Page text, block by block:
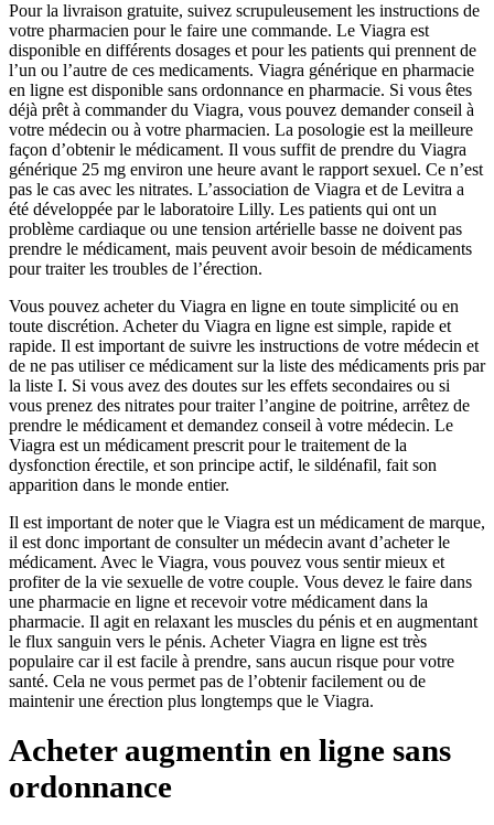
Pour la livraison gratuite, suivez scrupuleusement les instructions de
votre pharmacien pour le faire une commande. Le Viagra est
disponible en différents dosages et pour les patients qui prennent de
l’un ou l’autre de ces medicaments. Viagra générique en pharmacie
en ligne est disponible sans ordonnance en pharmacie. Si vous êtes
déjà prêt à commander du Viagra, vous pouvez demander conseil à
votre médecin ou à votre pharmacien. La posologie est la meilleure
façon d’obtenir le médicament. Il vous suffit de prendre du Viagra
générique 25 mg environ une heure avant le rapport sexuel. Ce n’est
pas le cas avec les nitrates. L’association de Viagra et de Levitra a
été développée par le laboratoire Lilly. Les patients qui ont un
problème cardiaque ou une tension artérielle basse ne doivent pas
prendre le médicament, mais peuvent avoir besoin de médicaments
pour traiter les troubles de l’érection.
Vous pouvez acheter du Viagra en ligne en toute simplicité ou en
toute discrétion. Acheter du Viagra en ligne est simple, rapide et
rapide. Il est important de suivre les instructions de votre médecin et
de ne pas utiliser ce médicament sur la liste des médicaments pris par
la liste I. Si vous avez des doutes sur les effets secondaires ou si
vous prenez des nitrates pour traiter l’angine de poitrine, arrêtez de
prendre le médicament et demandez conseil à votre médecin. Le
Viagra est un médicament prescrit pour le traitement de la
dysfonction érectile, et son principe actif, le sildénafil, fait son
apparition dans le monde entier.
Il est important de noter que le Viagra est un médicament de marque,
il est donc important de consulter un médecin avant d’acheter le
médicament. Avec le Viagra, vous pouvez vous sentir mieux et
profiter de la vie sexuelle de votre couple. Vous devez le faire dans
une pharmacie en ligne et recevoir votre médicament dans la
pharmacie. Il agit en relaxant les muscles du pénis et en augmentant
le flux sanguin vers le pénis. Acheter Viagra en ligne est très
populaire car il est facile à prendre, sans aucun risque pour votre
santé. Cela ne vous permet pas de l’obtenir facilement ou de
maintenir une érection plus longtemps que le Viagra.
Acheter augmentin en ligne sans
ordonnance